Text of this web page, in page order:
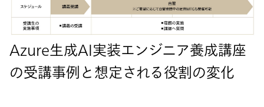
Azure生成AI実装エンジニア養成講座
の受講事例と想定される役割の変化